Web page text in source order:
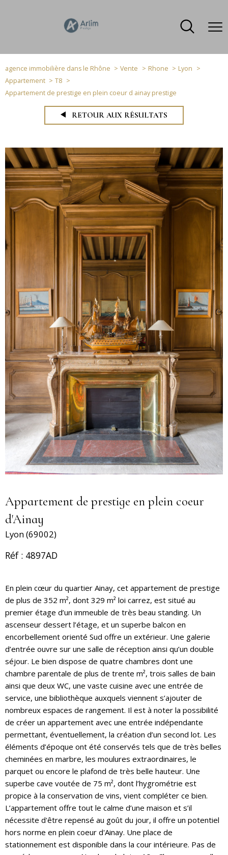
agence immobilière dans le Rhône Vente Rhone
Lyon
Appartement
T8
Appartement de prestige en plein coeur d ainay prestige
RETOUR AUX RÉSULTATS
Appartement de prestige en plein coeur
d'Ainay
Lyon (69002)
Réf : 4897AD
En plein cœur du quartier Ainay, cet appartement de prestige
de plus de 352 m², dont 329 m² loi carrez, est situé au
premier étage d’un immeuble de très beau standing. Un
ascenseur dessert l’étage, et un superbe balcon en
encorbellement orienté Sud offre un extérieur. Une galerie
d’entrée ouvre sur une salle de réception ainsi qu’un double
séjour. Le bien dispose de quatre chambres dont une
chambre parentale de plus de trente m², trois salles de bain
ainsi que deux WC, une vaste cuisine avec une entrée de
service, une bibliothèque auxquels viennent s’ajouter de
nombreux espaces de rangement. Il est à noter la possibilité
de créer un appartement avec une entrée indépendante
permettant, éventuellement, la création d’un second lot. Les
éléments d’époque ont été conservés tels que de très belles
cheminées en marbre, les moulures extraordinaires, le
parquet ou encore le plafond de très belle hauteur. Une
superbe cave voutée de 75 m², dont l’hygrométrie est
propice à la conservation de vins, vient compléter ce bien.
L’appartement offre tout le calme d’une maison et s’il
nécessite d'être repensé au goût du jour, il offre un potentiel
hors norme en plein coeur d'Ainay. Une place de
stationnement est disponible dans la cour intérieure. Pas de